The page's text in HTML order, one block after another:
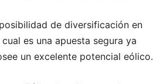
de diversificación en
es una apuesta segura ya
un excelente potencial eólico.